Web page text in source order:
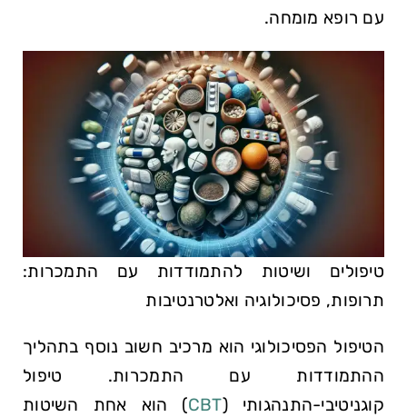
עם רופא מומחה.
טיפולים ושיטות להתמודדות עם התמכרות:
תרופות, פסיכולוגיה ואלטרנטיבות
הטיפול הפסיכולוגי הוא מרכיב חשוב נוסף בתהליך
ההתמודדות עם התמכרות. טיפול
קוגניטיבי-התנהגותי (CBT) הוא אחת השיטות